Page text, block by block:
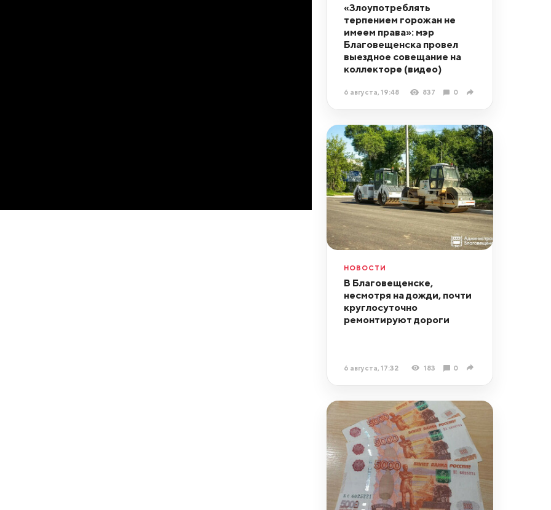
«Злоупотреблять
терпением горожан не
имеем права»: мэр
Благовещенска провел
выездное совещание на
коллекторе (видео)
6 августа, 19:48 837 0
НОВОСТИ
В Благовещенске,
несмотря на дожди, почти
круглосуточно
ремонтируют дороги
6 августа, 17:32 183 0